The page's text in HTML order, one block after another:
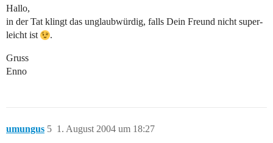
Hallo,
in der Tat klingt das unglaubwürdig, falls Dein Freund nicht super-
leicht ist
.
Gruss
Enno
umungus 1. August 2004 um 18:27
5